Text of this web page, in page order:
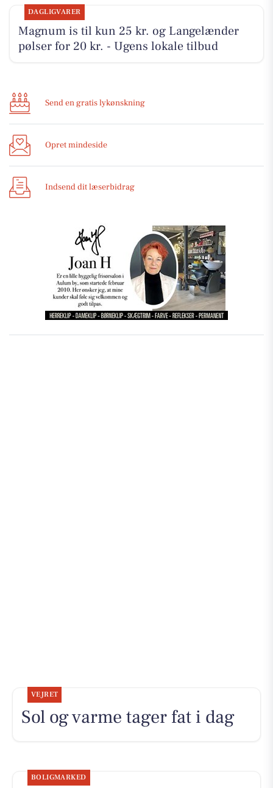
DAGLIGVARER
Magnum is til kun 25 kr. og Langelænder
pølser for 20 kr. - Ugens lokale tilbud
Send en gratis lykønskning
Opret mindeside
Indsend dit læserbidrag
VEJRET
Sol og varme tager fat i dag
BOLIGMARKED